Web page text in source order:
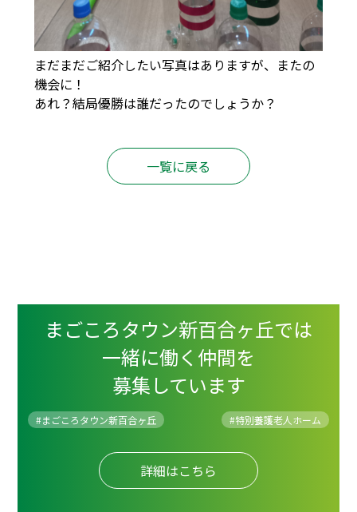
まだまだご紹介したい写真はありますが、またの
機会に！
あれ？結局優勝は誰だったのでしょうか？
一覧に戻る
まごころタウン新百合ヶ丘では
一緒に働く仲間を
募集しています
#まごころタウン新百合ヶ丘 #特別養護老人ホーム
詳細はこちら